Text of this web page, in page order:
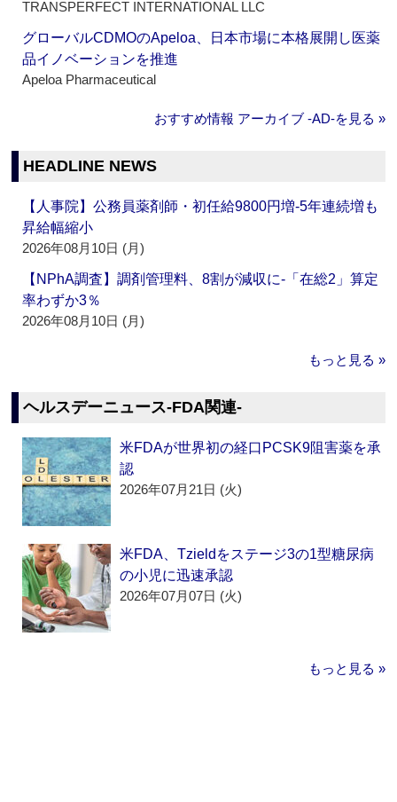
TRANSPERFECT INTERNATIONAL LLC
グローバルCDMOのApeloa、日本市場に本格展開し医薬
品イノベーションを推進
Apeloa Pharmaceutical
おすすめ情報 アーカイブ ‐AD‐を見る »
HEADLINE NEWS
【人事院】公務員薬剤師・初任給9800円増‐5年連続増も
昇給幅縮小
2026年08月10日 (月)
【NPhA調査】調剤管理料、8割が減収に‐「在総2」算定
率わずか3％
2026年08月10日 (月)
もっと見る »
ヘルスデーニュース‐FDA関連‐
米FDAが世界初の経口PCSK9阻害薬を承
認
2026年07月21日 (火)
米FDA、Tzieldをステージ3の1型糖尿病
の小児に迅速承認
2026年07月07日 (火)
もっと見る »